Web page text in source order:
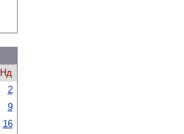
Нд
2
9
16